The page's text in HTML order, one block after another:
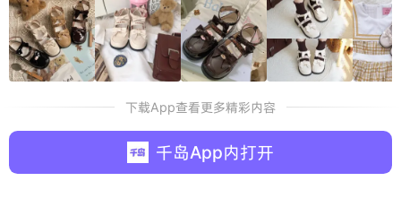
下载App查看更多精彩内容
千岛App内打开